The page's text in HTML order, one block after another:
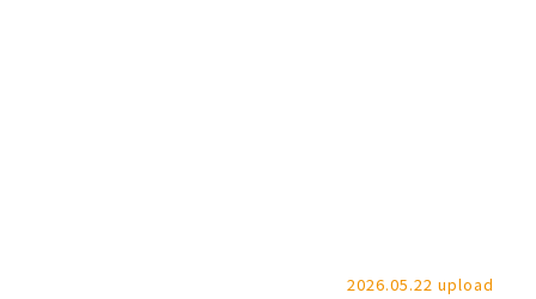
2026.05.22 upload